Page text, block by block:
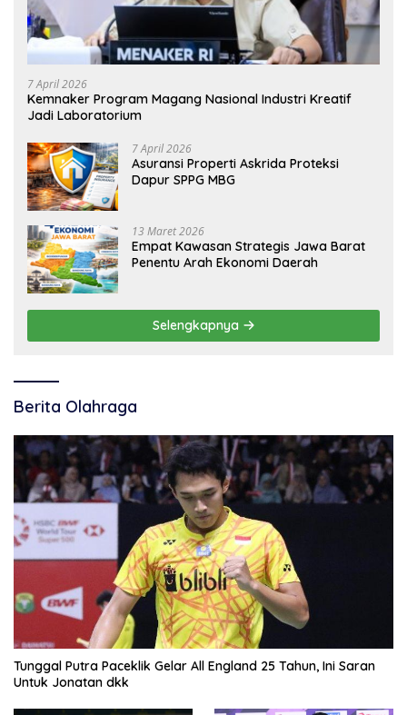
7 April 2026
Kemnaker Program Magang Nasional Industri Kreatif
Jadi Laboratorium
7 April 2026
Asuransi Properti Askrida Proteksi
Dapur SPPG MBG
13 Maret 2026
Empat Kawasan Strategis Jawa Barat
Penentu Arah Ekonomi Daerah
Selengkapnya
Berita Olahraga
Tunggal Putra Paceklik Gelar All England 25 Tahun, Ini Saran
Untuk Jonatan dkk